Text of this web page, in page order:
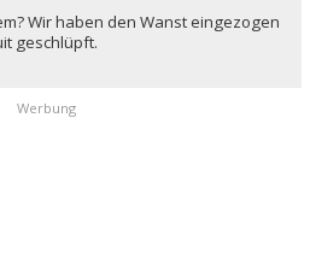
Wir haben den Wanst eingezogen
geschlüpft.
Werbung